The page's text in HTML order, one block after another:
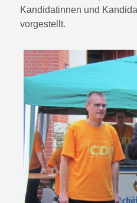
Kandidatinnen und
vorgestellt.